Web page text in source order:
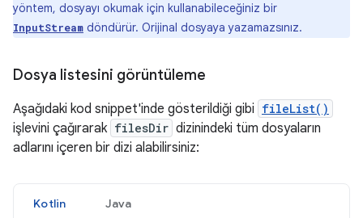
yöntem, dosyayı okumak için kullanabileceğiniz bir
InputStream döndürür. Orijinal dosyaya yazamazsınız.
Dosya listesini görüntüleme
Aşağıdaki kod snippet'inde gösterildiği gibi fileList()
işlevini çağırarak filesDir dizinindeki tüm dosyaların
adlarını içeren bir dizi alabilirsiniz:
Kotlin Java